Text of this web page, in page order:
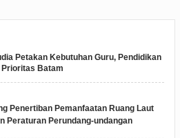
Petakan Kebutuhan Guru, Pendidikan
Batam
Penertiban Pemanfaatan Ruang Laut
Peraturan Perundang-undangan